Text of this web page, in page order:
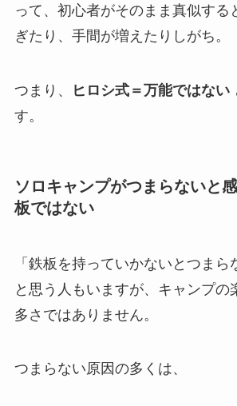
って、初心者がそのまま真似する
ぎたり、手間が増えたりしがち。
つまり、 ヒロシ式＝万能ではない
す。
ソロキャンプがつまらないと
板ではない
「鉄板を持っていかないとつまら
と思う人もいますが、キャンプの
多さではありません。
つまらない原因の多くは、